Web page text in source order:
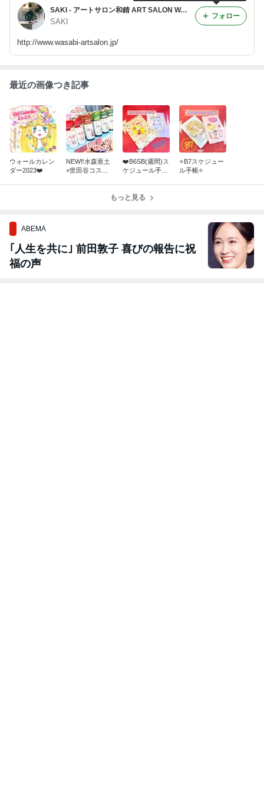
SAKI - アートサロン和錆 ART SALON WASABI 徒然ブログ
SAKI
http://www.wasabi-artsalon.jp/
フォロー
最近の画像つき記事
ウォールカレン
ダー2023❤️
NEW‼️水森亜土
×世田谷コスメ
❤️B6SB(週間)ス
ケジュール手帳
⭐️B7スケジュー
ル手帳⭐️
もっと見る
ABEMA
｢人生を共に｣ 前田敦子 喜びの報告に祝
福の声